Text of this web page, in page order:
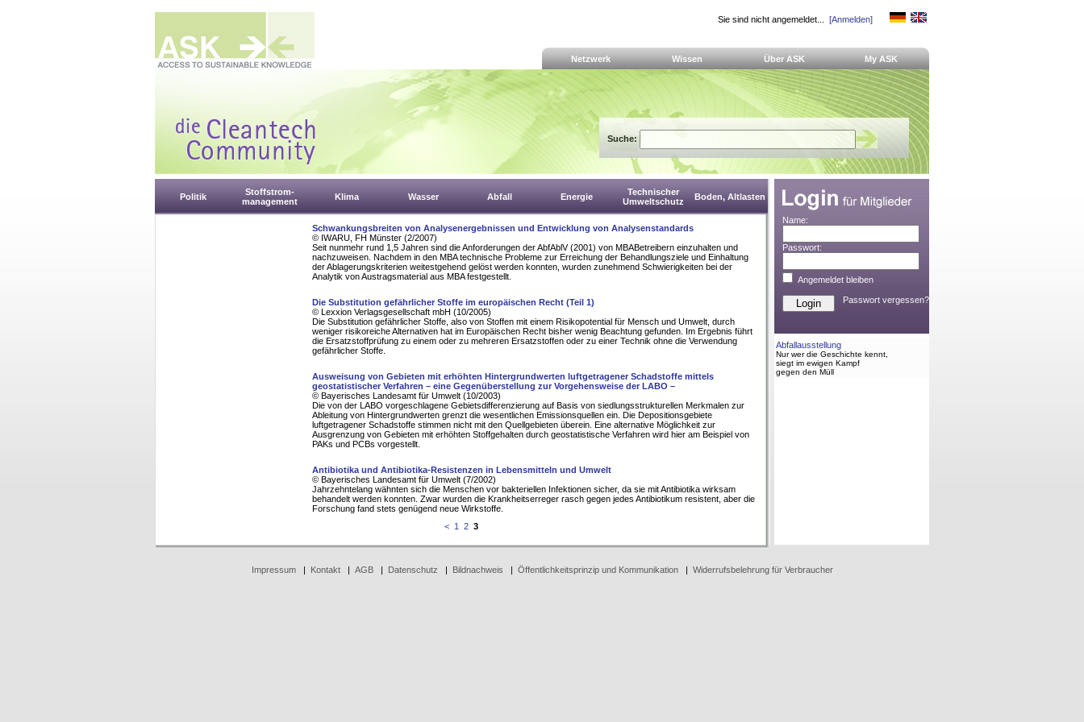
Sie sind nicht angemeldet... [Anmelden]
Netzwerk Wissen Über ASK My ASK
Suche:
Politik
Stoffstrom-
management
Klima Wasser Abfall Energie
Technischer
Umweltschutz
Boden, Altlasten
Schwankungsbreiten von Analysenergebnissen und Entwicklung von Analysenstandards
© IWARU, FH Münster (2/2007)
Seit nunmehr rund 1,5 Jahren sind die Anforderungen der AbfAblV (2001) von MBABetreibern einzuhalten und
nachzuweisen. Nachdem in den MBA technische Probleme zur Erreichung der Behandlungsziele und Einhaltung
der Ablagerungskriterien weitestgehend gelöst werden konnten, wurden zunehmend Schwierigkeiten bei der
Analytik von Austragsmaterial aus MBA festgestellt.
Die Substitution gefährlicher Stoffe im europäischen Recht (Teil 1)
© Lexxion Verlagsgesellschaft mbH (10/2005)
Die Substitution gefährlicher Stoffe, also von Stoffen mit einem Risikopotential für Mensch und Umwelt, durch
weniger risikoreiche Alternativen hat im Europäischen Recht bisher wenig Beachtung gefunden. Im Ergebnis führt
die Ersatzstoffprüfung zu einem oder zu mehreren Ersatzstoffen oder zu einer Technik ohne die Verwendung
gefährlicher Stoffe.
Ausweisung von Gebieten mit erhöhten Hintergrundwerten luftgetragener Schadstoffe mittels
geostatistischer Verfahren – eine Gegenüberstellung zur Vorgehensweise der LABO –
© Bayerisches Landesamt für Umwelt (10/2003)
Die von der LABO vorgeschlagene Gebietsdifferenzierung auf Basis von siedlungsstrukturellen Merkmalen zur
Ableitung von Hintergrundwerten grenzt die wesentlichen Emissionsquellen ein. Die Depositionsgebiete
luftgetragener Schadstoffe stimmen nicht mit den Quellgebieten überein. Eine alternative Möglichkeit zur
Ausgrenzung von Gebieten mit erhöhten Stoffgehalten durch geostatistische Verfahren wird hier am Beispiel von
PAKs und PCBs vorgestellt.
Antibiotika und Antibiotika-Resistenzen in Lebensmitteln und Umwelt
© Bayerisches Landesamt für Umwelt (7/2002)
Jahrzehntelang wähnten sich die Menschen vor bakteriellen Infektionen sicher, da sie mit Antibiotika wirksam
behandelt werden konnten. Zwar wurden die Krankheitserreger rasch gegen jedes Antibiotikum resistent, aber die
Forschung fand stets genügend neue Wirkstoffe.
< 1 2 3
Name:
Passwort:
Angemeldet bleiben
Passwort vergessen?
Abfallausstellung
Nur wer die Geschichte kennt,
siegt im ewigen Kampf
gegen den Müll
Impressum| Kontakt| AGB| Datenschutz | Bildnachweis | Öffentlichkeitsprinzip und Kommunikation| Widerrufsbelehrung für Verbraucher